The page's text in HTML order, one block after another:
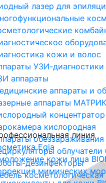
лазер для
кожи и волос
УЗИ-диагностики
аппараты
аппараты и
аппараты
концентратор
кислородная
обеззараживания
дезинфекторы
косметологическая
линия
Egia
кожи лица
мимических